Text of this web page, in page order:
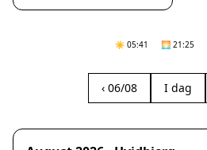
☀️ 05:41 🌅 21:25
‹ 06/08 I dag